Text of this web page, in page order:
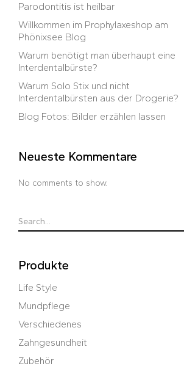
Parodontitis ist heilbar
Willkommen im Prophylaxeshop am
Phönixsee Blog
Warum benötigt man überhaupt eine
Interdentalbürste?
Warum Solo Stix und nicht
Interdentalbürsten aus der Drogerie?
Blog Fotos: Bilder erzählen lassen
Neueste Kommentare
No comments to show.
Produkte
Life Style
Mundpflege
Verschiedenes
Zahngesundheit
Zubehör